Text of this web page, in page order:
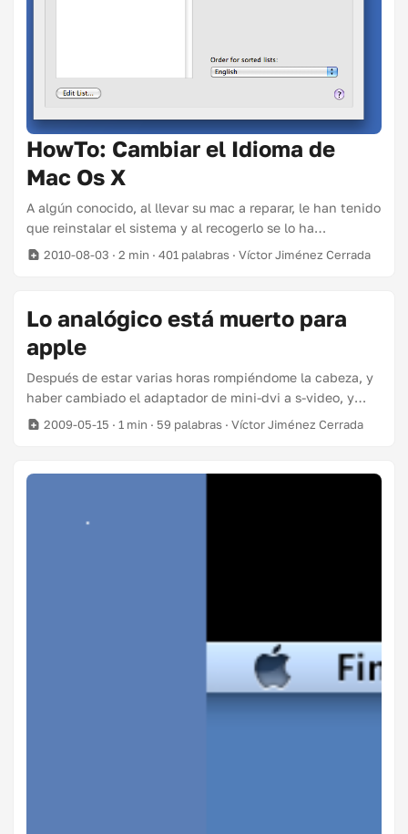
HowTo: Cambiar el Idioma de
Mac Os X
A algún conocido, al llevar su mac a reparar, le han tenido
que reinstalar el sistema y al recogerlo se lo ha
encontrado en inglés. Que es el idioma por defecto de la
Español, o si os da pereza, voy a explicar cómo podéis
ponerlo en Español siguiendo unos sencillos pasos. ...
2010-08-03 · 2 min · 401 palabras · Víctor Jiménez Cerrada
Lo analógico está muerto para
apple
Después de estar varias horas rompiéndome la cabeza, y
haber cambiado el adaptador de mini-dvi a s-video, y
haberme vuelto a romper la cabeza varias horas, leo este
por lo que el adaptador no sirve :S… Arrrr!!! Mañana a
2009-05-15 · 1 min · 59 palabras · Víctor Jiménez Cerrada